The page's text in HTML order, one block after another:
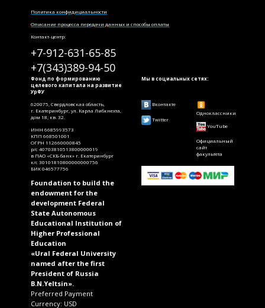
Политика конфидициальности
Описание процесса передачи данных и способы оплаты
Контакт-центр:
+7-912-631-65-85
+7(343)389-94-50
Фонд по формированию
целевого капитала на развитие
УрФУ
620075, Свердловская область,
г. Екатеринбург, ул. Карла Либкнехта,
дом 18, кв. 32.
ИНН 6685993573
КПП 668501001
ОГРН 112660000845
р/с 40703810513800000019
в ПАО «СКБ-банк» г. Екатеринбург
к/с 30101810800000000756
БИК 046577756
Foundation to build the
endowment for the
development Federal
State Autonomous
Educational Institution of
Higher Professional
Education
«Ural Federal University
named after the first
President of Russia
B.N.Yeltsin».
Preferred Payment
Currency: USD
Мы в социальных сетях:
Вконтакте
Twitter
Одноклассники
YouTube
Официальный
сайт
факультета